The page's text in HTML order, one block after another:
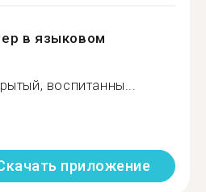
в языковом
воспитанны...
приложение